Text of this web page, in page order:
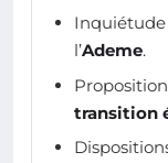
Inquiétude
l’Ademe.
transition